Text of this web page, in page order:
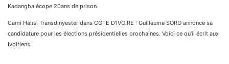
Kadangha écope 20ans de prison
Cami Halısı Transdinyester dans CÔTE D’IVOIRE : Guillaume SORO annonce sa
candidature pour les élections présidentielles prochaines. Voici ce qu’il écrit aux
Ivoiriens